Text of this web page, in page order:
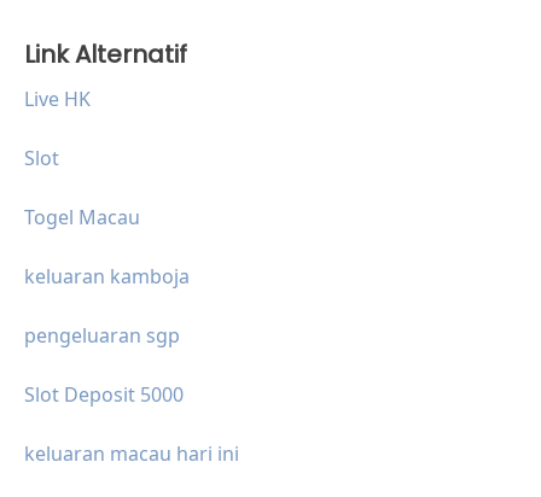
Link Alternatif
Live HK
Slot
Togel Macau
keluaran kamboja
pengeluaran sgp
Slot Deposit 5000
keluaran macau hari ini